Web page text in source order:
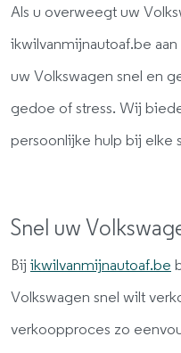
Als u overweegt uw
ikwilvanmijnautoaf.be
uw Volkswagen snel en
gedoe of stress. Wij
persoonlijke hulp bij elke
Snel uw
Bij ikwilvanmijnautoaf.be
Volkswagen snel wilt
verkoopproces zo